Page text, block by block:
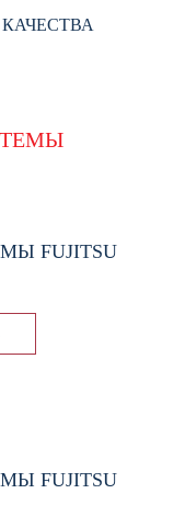
FUJITSU
FUJITSU